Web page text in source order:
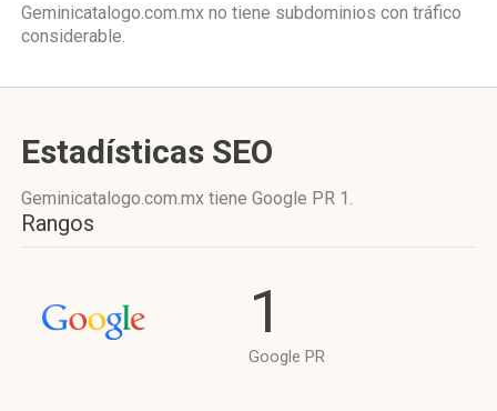
Geminicatalogo.com.mx no tiene subdominios con tráfico
considerable.
Estadísticas SEO
Geminicatalogo.com.mx tiene Google PR 1.
Rangos
1
Google PR